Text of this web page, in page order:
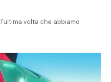
volta che abbiamo